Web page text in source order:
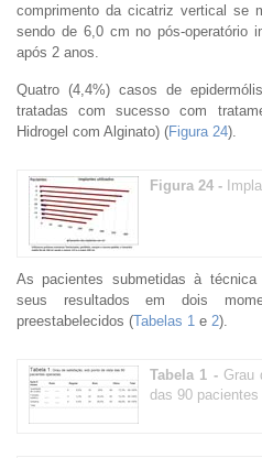
comprimento da cicatriz vertical se
sendo de 6,0 cm no pós-operatório
após 2 anos.
Quatro (4,4%) casos de
tratadas com sucesso com
Hidrogel com Alginato) (Figura 24).
Figura 24 -
As pacientes submetidas à técnica
seus resultados em dois
preestabelecidos (Tabelas 1 e 2).
Tabela 1 - Grau
das 90 pacientes